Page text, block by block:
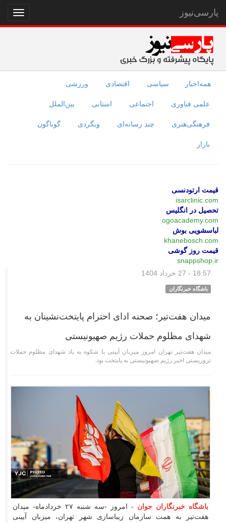
نمایش
منو
پارسی‌نیوز
همه‌اخبار سیاسی اقتصادی ورزشی
علمی فناوری اجتماعی استانی بین‌الملل
فرهنگی‌هنری چند رسانه‌ای وبگردی گوناگون
بازار
قیمت ارتودنسی
isarclinic.com
تحصیل در انگلیس
ogoacademy.com
لباسشویی بوش
khanebosch.com
قیمت روز گوشی
snappshop.ir
18:57 - 27 خرداد 1404
باشگاه خبرنگاران
میدان هفت‌تیر؛ صحنه ادای احترام پایتخت‌نشینان به
شهدای مظلوم حملات رژیم صهیونیستی
میدان هفت‌تیر تهران امروز میزبان آیینی با شکوه به یاد شهدای مظلوم حملات
تروریستی اخیر رژیم صهیونیستی به پایتخت بود.
باشگاه خبرنگاران جوان
- امروز -سه شنبه ۲۷ خردادماه- میدان
هفت‌تیر به همت سازمان زیباسازی شهر تهران، میزبان آیینی